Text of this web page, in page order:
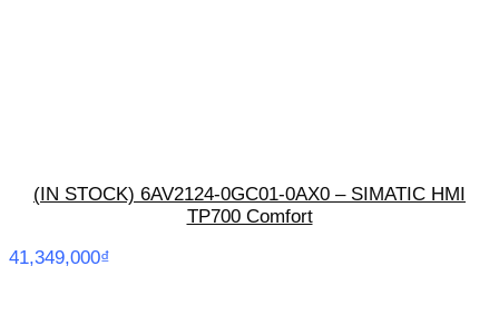
(IN STOCK) 6AV2124-0GC01-0AX0 – SIMATIC HMI
TP700 Comfort
41,349,000₫